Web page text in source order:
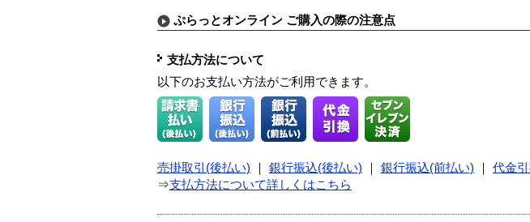
ぷらっとオンライン ご購入の際の注意点
支払方法について
以下のお支払い方法がご利用できます。
売掛取引(後払い) 銀行振込(後払い) 銀行振込(前払い) 代金
⇒支払方法について詳しくはこちら